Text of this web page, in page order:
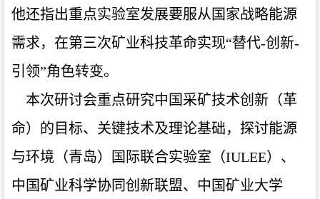
他还指出重点实验室发展要服从国家战略能源
需求，在第三次矿业科技革命实现“替代-创新-
引领”角色转变。
本次研讨会重点研究中国采矿技术创新（革
命）的目标、关键技术及理论基础，探讨能源
与环境（青岛）国际联合实验室（IULEE）、
中国矿业科学协同创新联盟、中国矿业大学